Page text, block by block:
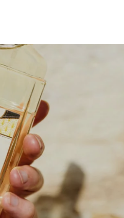
MAISON